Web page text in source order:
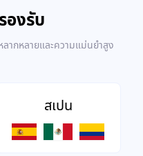
องรับ
ากหลายและความแม่นยำสูง
สเปน